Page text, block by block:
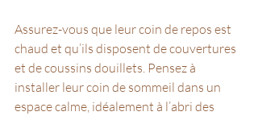
Assurez-vous que leur coin de repos est
chaud et qu’ils disposent de couvertures
et de coussins douillets. Pensez à
installer leur coin de sommeil dans un
espace calme, idéalement à l’abri des